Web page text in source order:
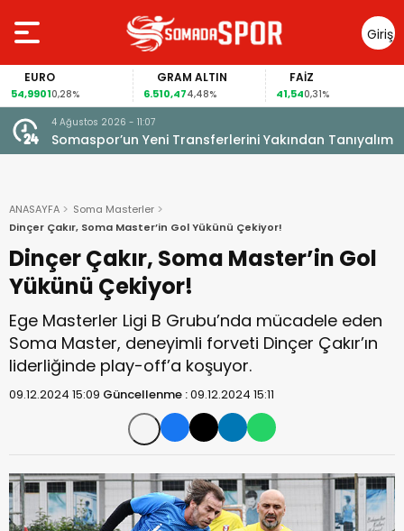
Giriş
Yap
GRAM ALTIN
6.510,47 4,48% 0,31%
4 Ağustos 2026 - 11:07
Somaspor’un Yeni Transferlerini Yakından Tanıyalım
ANASAYFA
Soma Masterler
Dinçer Çakır, Soma Master’in Gol Yükünü Çekiyor!
Dinçer Çakır, Soma Master’in Gol
Yükünü Çekiyor!
Ege Masterler Ligi B Grubu’nda mücadele eden
Soma Master, deneyimli forveti Dinçer Çakır’ın
liderliğinde play-off’a koşuyor.
09.12.2024 15:09 Güncellenme :09.12.2024 15:11